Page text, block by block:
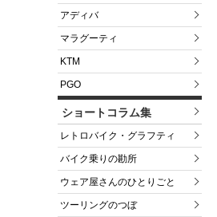
アディバ
マラグーティ
KTM
PGO
ショートコラム集
レトロバイク・グラフティ
バイク乗りの勘所
ウェア屋さんのひとりごと
ツーリングのつぼ